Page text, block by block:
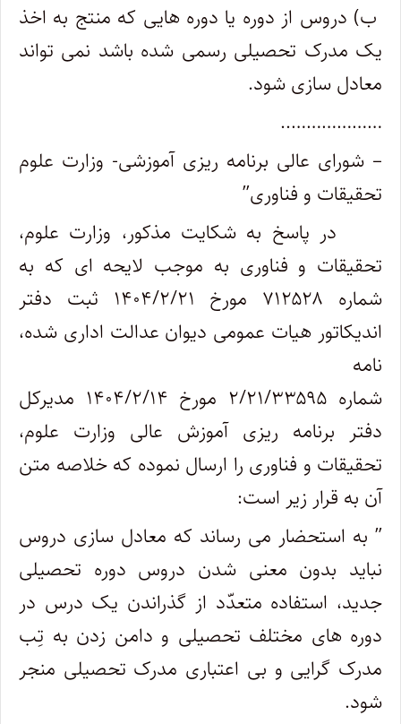
ب) دروس از دوره یا دوره هایی که منتج به اخذ
یک مدرک تحصیلی رسمی شده باشد نمی تواند
معادل سازی شود.
………………..
– شورای عالی برنامه ریزی آموزشی- وزارت علوم
تحقیقات و فناوری”
در پاسخ به شکایت مذکور، وزارت علوم،
تحقیقات و فناوری به موجب لایحه ای که به
شماره ۷۱۲۵۲۸ مورخ ۱۴۰۴/۲/۲۱ ثبت دفتر
اندیکاتور هیات عمومی دیوان عدالت اداری شده،
نامه
شماره ۲/۲۱/۳۳۵۹۵ مورخ ۱۴۰۴/۲/۱۴ مدیرکل
دفتر برنامه ریزی آموزش عالی وزارت علوم،
تحقیقات و فناوری را ارسال نموده که خلاصه متن
آن به قرار زیر است:
” به استحضار می رساند که معادل سازی دروس
نباید بدون معنی شدن دروس دوره تحصیلی
جدید، استفاده متعدّد از گذراندن یک درس در
دوره های مختلف تحصیلی و دامن زدن به تِب
مدرک گرایی و بی اعتباری مدرک تحصیلی منجر
شود.